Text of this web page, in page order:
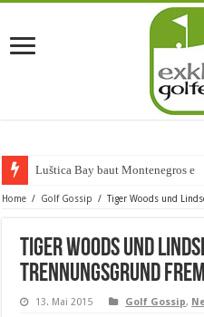
Luštica Bay baut Montenegros
Home / Golf Gossip / Tiger Woods und
Tiger Woods und
Trennungsgrund
13. Mai 2015 Golf Gossip,